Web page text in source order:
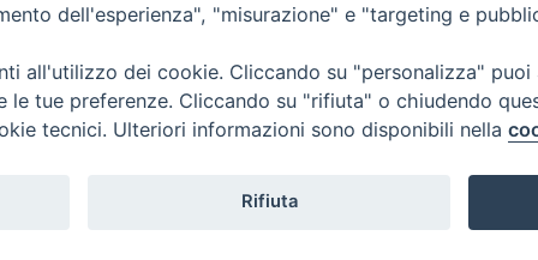
Editrice
dell'esperienza", "misurazione" e "targeting e
all'utilizzo dei cookie. Cliccando su "personalizza"
le tue preferenze. Cliccando su "rifiuta" o chiudendo
tecnici. Ulteriori informazioni sono disponibili nella
Rifiuta